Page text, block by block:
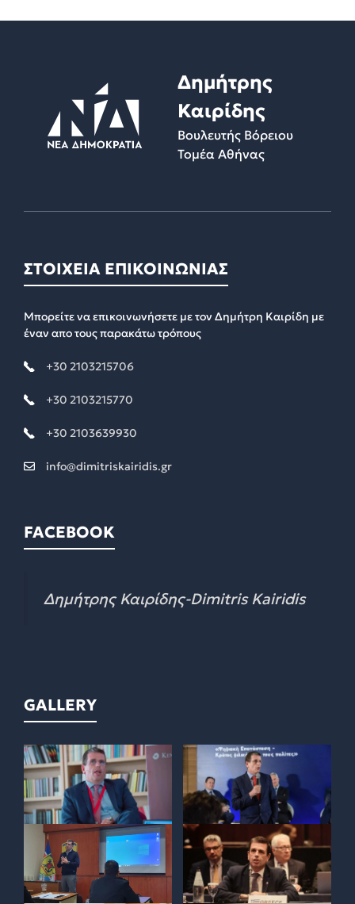
Δημήτρης
Καιρίδης
Βουλευτής Βόρειου
Τομέα Αθήνας
ΣΤΟΙΧΕΙΑ ΕΠΙΚΟΙΝΩΝΙΑΣ
Μπορείτε να επικοινωνήσετε με τον Δημήτρη Καιρίδη με
έναν απο τους παρακάτω τρόπους
+30 2103215706
+30 2103215770
+30 2103639930
info@dimitriskairidis.gr
FACEBOOK
Δημήτρης Καιρίδης-Dimitris Kairidis
GALLERY